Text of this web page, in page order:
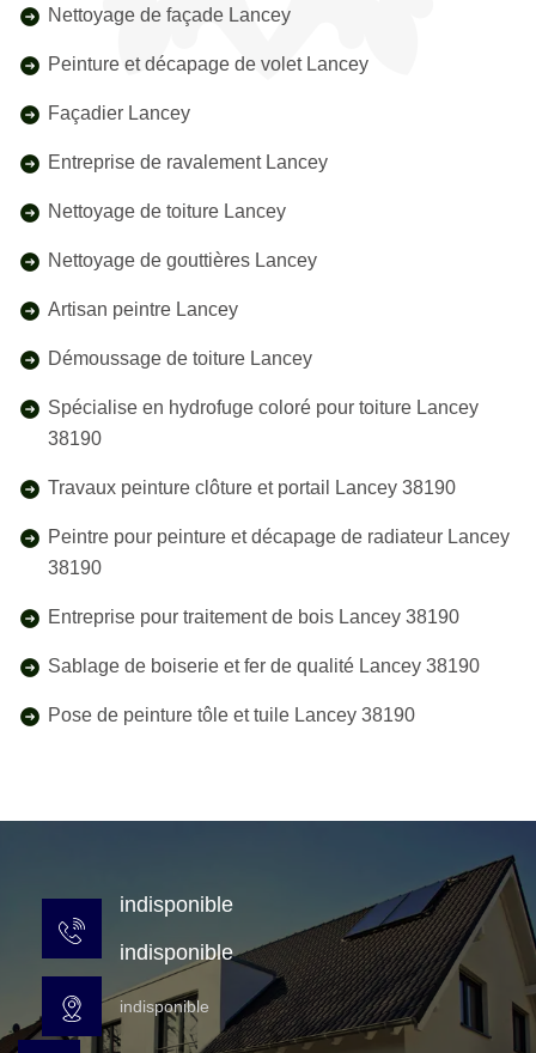
Nettoyage de façade Lancey
Peinture et décapage de volet Lancey
Façadier Lancey
Entreprise de ravalement Lancey
Nettoyage de toiture Lancey
Nettoyage de gouttières Lancey
Artisan peintre Lancey
Démoussage de toiture Lancey
Spécialise en hydrofuge coloré pour toiture Lancey
38190
Travaux peinture clôture et portail Lancey 38190
Peintre pour peinture et décapage de radiateur Lancey
38190
Entreprise pour traitement de bois Lancey 38190
Sablage de boiserie et fer de qualité Lancey 38190
Pose de peinture tôle et tuile Lancey 38190
indisponible
indisponible
indisponible